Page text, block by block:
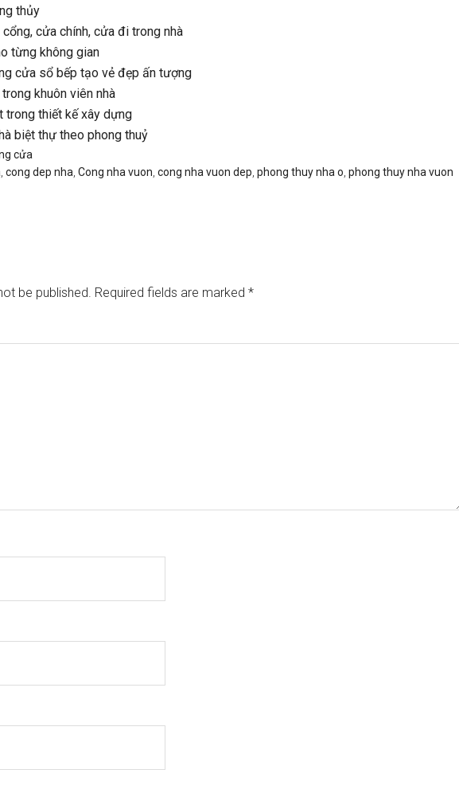
thủy
cửa chính, cửa đi trong nhà
từng không gian
cửa sổ bếp tạo vẻ đẹp ấn tượng
khuôn viên nhà
trong thiết kế xây dựng
biệt thự theo phong thuỷ
cửa
cong dep nha Cong nha vuon cong nha vuon dep phong thuy nha o phong thuy nha vuon
be published. Required fields are marked *